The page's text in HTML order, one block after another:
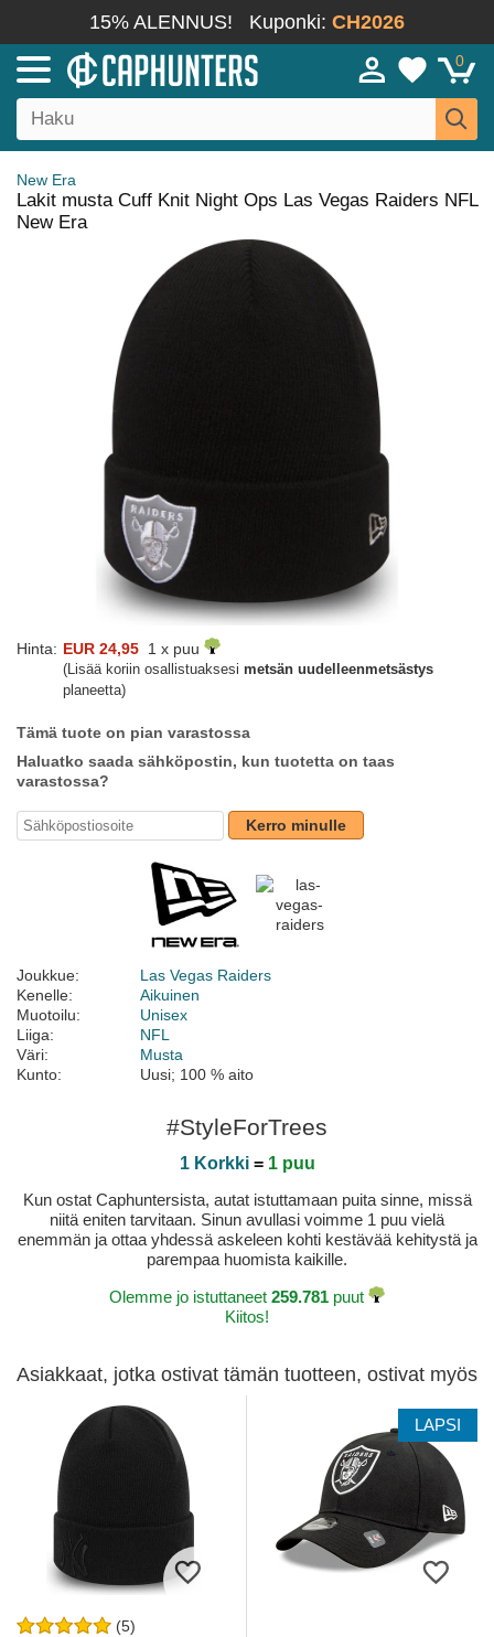
15% ALENNUS! Kuponki: CH2026
0
New Era
Lakit musta Cuff Knit Night Ops Las Vegas Raiders NFL
New Era
Hinta: EUR 24,95 1 x puu
(Lisää koriin osallistuaksesi metsän uudelleenmetsästys
planeetta)
Tämä tuote on pian varastossa
Haluatko saada sähköpostin, kun tuotetta on taas
varastossa?
Kerro minulle
Joukkue:
Las Vegas Raiders
Kenelle:
Aikuinen
Muotoilu:
Unisex
Liiga:
NFL
Väri:
Musta
Kunto:
Uusi; 100 % aito
#StyleForTrees
1 Korkki= 1 puu
Kun ostat Caphuntersista, autat istuttamaan puita sinne, missä
niitä eniten tarvitaan. Sinun avullasi voimme 1 puu vielä
enemmän ja ottaa yhdessä askeleen kohti kestävää kehitystä ja
parempaa huomista kaikille.
Olemme jo istuttaneet 259.781 puut
Kiitos!
Asiakkaat, jotka ostivat tämän tuotteen, ostivat myös
(5)
LAPSI